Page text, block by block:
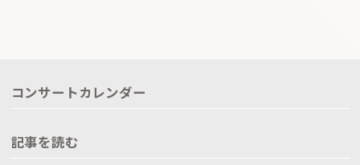
コンサートカレンダー
記事を読む